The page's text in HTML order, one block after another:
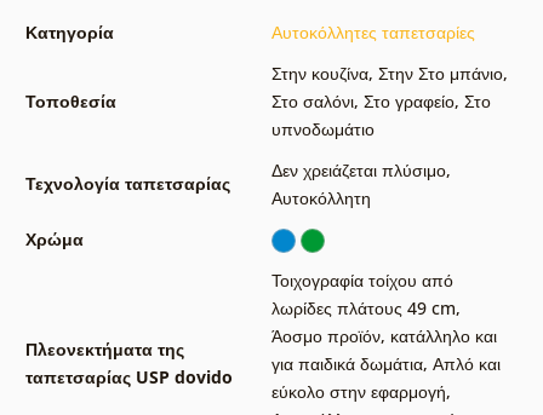
Κατηγορία Αυτοκόλλητες ταπετσαρίες
Τοποθεσία
Στην κουζίνα, Στην Στο μπάνιο,
Στο σαλόνι, Στο γραφείο, Στο
υπνοδωμάτιο
Τεχνολογία ταπετσαρίας
Δεν χρειάζεται πλύσιμο,
Αυτοκόλλητη
Χρώμα
Πλεονεκτήματα της
ταπετσαρίας USP dovido
Τοιχογραφία τοίχου από
λωρίδες πλάτους 49 cm,
Άοσμο προϊόν, κατάλληλο και
για παιδικά δωμάτια, Απλό και
εύκολο στην εφαρμογή,